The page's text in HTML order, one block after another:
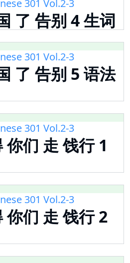
301 Vol.2-3
了 告别 4 生词
301 Vol.2-3
了 告别 5 语法
301 Vol.2-3
你们 走 饯行 1
301 Vol.2-3
你们 走 饯行 2